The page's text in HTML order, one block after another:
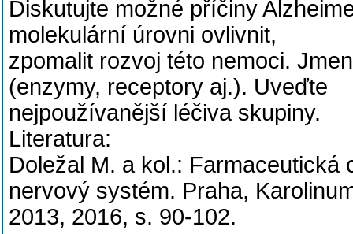
Diskutujte možné příčiny
molekulární úrovni ovlivnit,
zpomalit rozvoj této nemoci.
(enzymy, receptory aj.). Uveďte
nejpoužívanější léčiva skupiny.
Literatura:
Doležal M. a kol.:
nervový systém. Praha,
2013, 2016, s. 90-102.